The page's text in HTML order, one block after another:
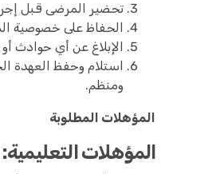
تحضير المرضى قبل
الحفاظ على خصوصية
الإبلاغ عن أي حوادث
استلام وحفظ العهدة
ومنظم.
المؤهلات المطلوبة
المؤهلات التعليمية: